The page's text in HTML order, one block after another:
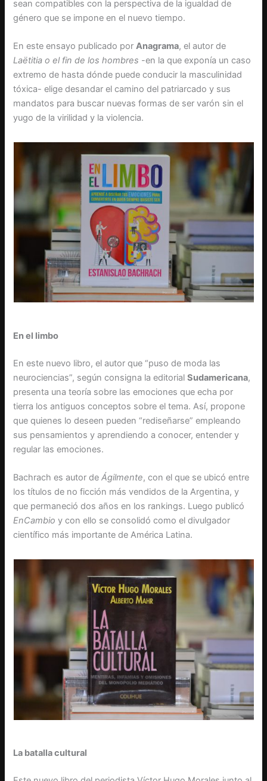
sean compatibles con la perspectiva de la igualdad de
género que se impone en el nuevo tiempo.
En este ensayo publicado porAnagrama, el autor de
Laëtitia o el fin de los hombres -en la que exponía un caso
extremo de hasta dónde puede conducir la masculinidad
tóxica- elige desandar el camino del patriarcado y sus
mandatos para buscar nuevas formas de ser varón sin el
yugo de la virilidad y la violencia.
En el limbo
En este nuevo libro, el autor que “puso de moda las
neurociencias”, según consigna la editorialSudamericana,
presenta una teoría sobre las emociones que echa por
tierra los antiguos conceptos sobre el tema. Así, propone
que quienes lo deseen pueden “rediseñarse” empleando
sus pensamientos y aprendiendo a conocer, entender y
regular las emociones.
Bachrach es autor deÁgilmente, con el que se ubicó entre
los títulos de no ficción más vendidos de la Argentina, y
que permaneció dos años en los rankings. Luego publicó
EnCambio y con ello se consolidó como el divulgador
científico más importante de América Latina.
La batalla cultural